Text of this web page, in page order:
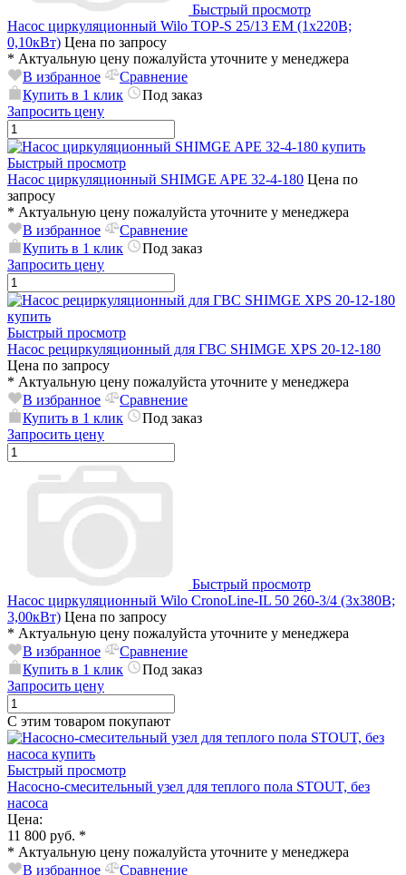
Быстрый просмотр
Насос циркуляционный Wilo TOP-S 25/13 EM (1х220В;
0,10кВт) Цена по запросу
* Актуальную цену пожалуйста уточните у менеджера
В избранное
Сравнение
Купить в 1 клик
Под заказ
Запросить цену
Быстрый просмотр
Насос циркуляционный SHIMGE APE 32-4-180 Цена по
запросу
* Актуальную цену пожалуйста уточните у менеджера
В избранное
Сравнение
Купить в 1 клик
Под заказ
Запросить цену
Быстрый просмотр
Насос рециркуляционный для ГВС SHIMGE XPS 20-12-180
Цена по запросу
* Актуальную цену пожалуйста уточните у менеджера
В избранное
Сравнение
Купить в 1 клик
Под заказ
Запросить цену
Быстрый просмотр
Насос циркуляционный Wilo CronoLine-IL 50 260-3/4 (3х380В;
3,00кВт) Цена по запросу
* Актуальную цену пожалуйста уточните у менеджера
В избранное
Сравнение
Купить в 1 клик
Под заказ
Запросить цену
С этим товаром покупают
Быстрый просмотр
Насосно-смесительный узел для теплого пола STOUT, без
насоса
Цена:
11 800 руб. *
* Актуальную цену пожалуйста уточните у менеджера
В избранное
Сравнение